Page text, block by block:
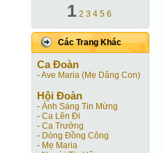
1 2 3 4 5 6
Các Trang Khác
Ca Ðoàn
-Ave Maria (Mẹ Dâng Con)
Hội Ðoàn
- Ánh Sáng Tin Mừng
- Ca Lên Đi
- Ca Trưởng
- Dòng Đồng Công
- Mẹ Maria